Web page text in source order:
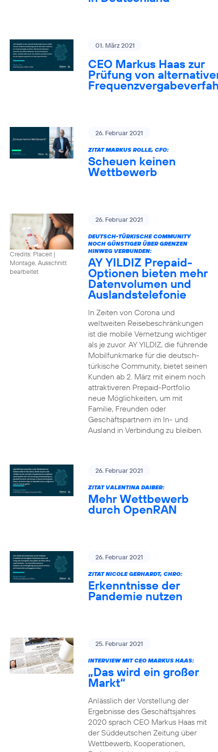
01. März 2021
CEO Markus Haas zur
Prüfung von
26. Februar 2021
ZITAT MARKUS ROLLE, CFO:
Scheuen keinen
Wettbewerb
Credits: Placeit |
Montage, Ausschnitt
bearbeitet
26. Februar 2021
DEUTSCH-TÜRKISCHE COMMUNITY
NOCH GÜNSTIGER ÜBER GRENZEN
HINWEG VERBUNDEN:
AY YILDIZ Prepaid-
Optionen bieten mehr
Datenvolumen und
Auslandstelefonie
In Zeiten von Corona und
weltweiten Reisebeschränkungen
ist die mobile Vernetzung wichtiger
als je zuvor. AY YILDIZ, die führende
Mobilfunkmarke für die deutsch-
türkische Community, bietet seinen
Kunden ab 2. März mit einem noch
attraktiveren Prepaid-Portfolio
neue Möglichkeiten, um mit
Familie, Freunden oder
Geschäftspartnern im In- und
Ausland in Verbindung zu bleiben.
26. Februar 2021
ZITAT VALENTINA DAIBER:
Mehr Wettbewerb
durch OpenRAN
26. Februar 2021
ZITAT NICOLE GERHARDT, CHRO:
Erkenntnisse der
Pandemie nutzen
25. Februar 2021
INTERVIEW MIT CEO MARKUS HAAS:
„Das wird ein großer
Markt“
Anlässlich der Vorstellung der
Ergebnisse des Geschäftsjahres
2020 sprach CEO Markus Haas mit
der Süddeutschen Zeitung über
Wettbewerb, Kooperationen,